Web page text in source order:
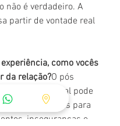
não é verdadeiro. A
partir de vontade real
como vocês
da relação?O pós
muito. O casal pode
conversa depois para
inseguranças e